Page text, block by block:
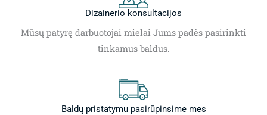
Dizainerio konsultacijos
Mūsų patyrę darbuotojai mielai Jums padės pasirinkti
tinkamus baldus.
Baldų pristatymu pasirūpinsime mes